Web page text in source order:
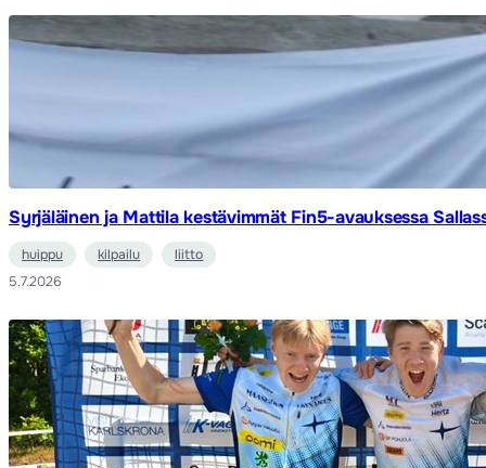
Syrjäläinen ja Mattila kestävimmät Fin5-avauksessa
huippu kilpailu
liitto
5.7.2026